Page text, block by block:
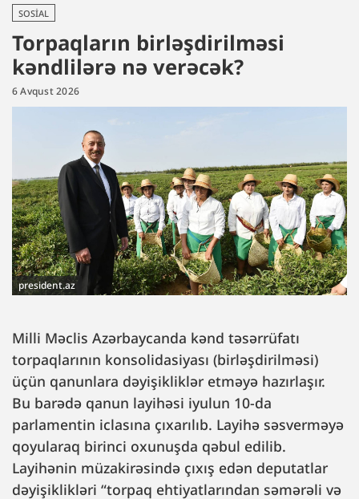
SOSIAL
Torpaqların birləşdirilməsi
kəndlilərə nə verəcək?
6 Avqust 2026
president.az
Milli Məclis Azərbaycanda kənd təsərrüfatı
torpaqlarının konsolidasiyası (birləşdirilməsi)
üçün qanunlara dəyişikliklər etməyə hazırlaşır.
Bu barədə qanun layihəsi iyulun 10-da
parlamentin iclasına çıxarılıb. Layihə səsverməyə
qoyularaq birinci oxunuşda qəbul edilib.
Layihənin müzakirəsində çıxış edən deputatlar
dəyişiklikləri “torpaq ehtiyatlarından səmərəli və